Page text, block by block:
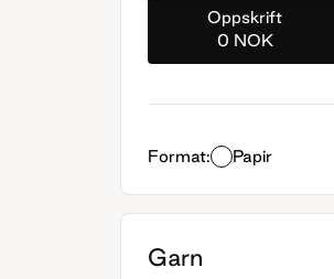
Oppskrift
0 NOK
Format: Papir
Garn